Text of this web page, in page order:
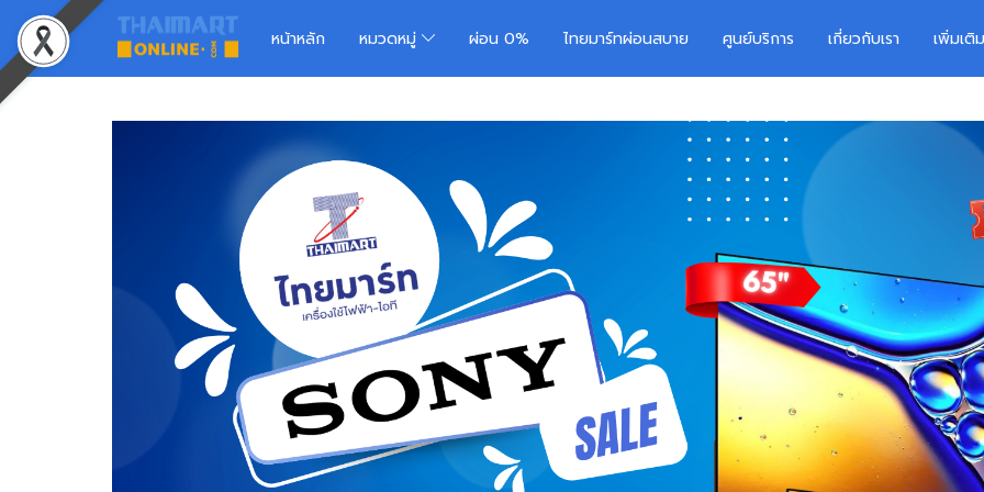
หน้าหลัก หมวดหมู่ ผ่อน 0% ไทยมาร์ทผ่อนสบาย ศูนย์บริการ เกี่ยวกับเรา เพิ่มเ